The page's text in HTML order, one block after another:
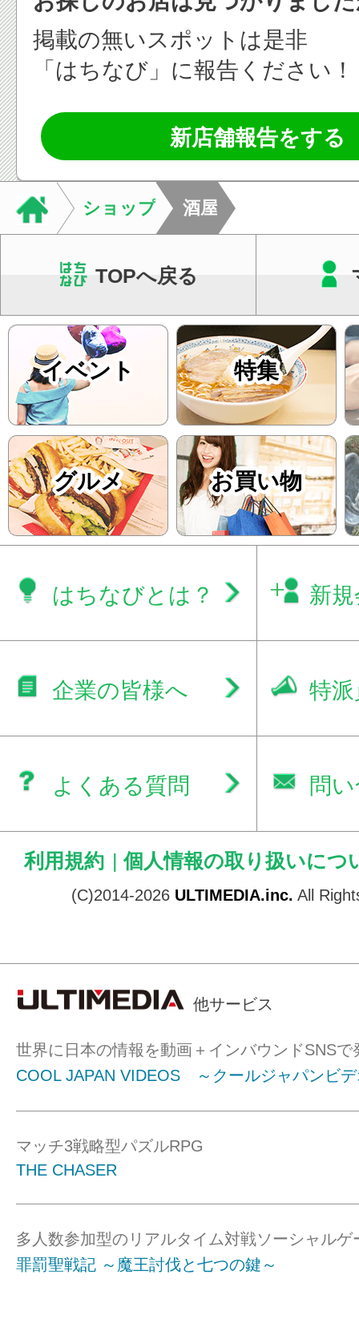
掲載の無いスポットは是非
「はちなび」に報告ください！
新店舗報告をする
ショップ 酒屋
TOPへ戻る
イベント 特集
グルメ お買い物
はちなびとは？ 新
企業の皆様へ 特
よくある質問 問
利用規約 | 個人情報の取り扱いにつ
(C)2014-2026 ULTIMEDIA.inc. All
他サービス
世界に日本の情報を動画＋インバウンドSNSで
COOL JAPAN VIDEOS ～クールジャパンビ
マッチ3戦略型パズルRPG
THE CHASER
多人数参加型のリアルタイム対戦ソーシャルゲ
罪罰聖戦記 ～魔王討伐と七つの鍵～